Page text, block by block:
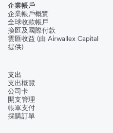
企業帳戶
企業帳戶概覽
全球收款帳戶
換匯及國際付款
雲匯收益 (由 Airwallex Capital
提供)
支出
支出概覽
公司卡
開支管理
帳單支付
採購訂單